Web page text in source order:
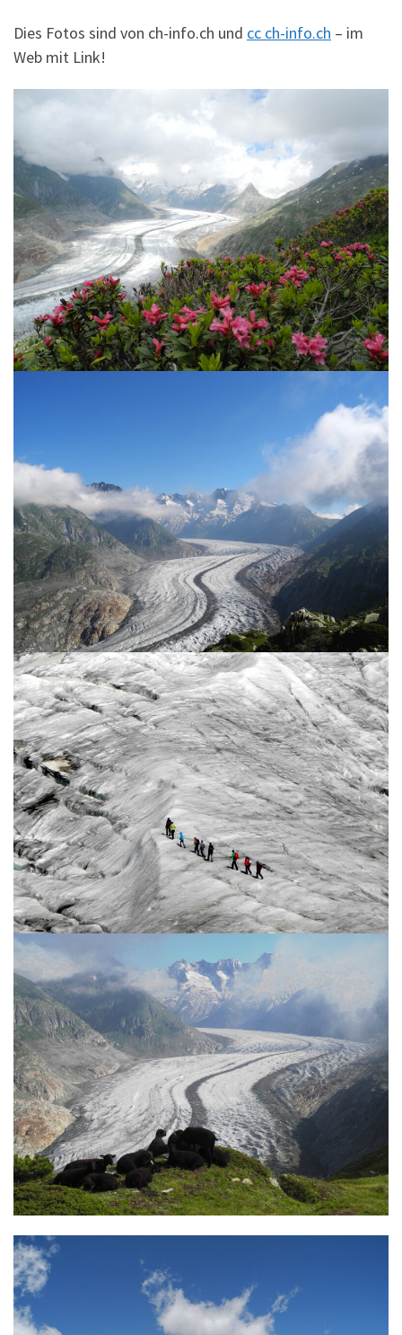
Dies Fotos sind von ch-info.ch und cc ch-info.ch – im
Web mit Link!